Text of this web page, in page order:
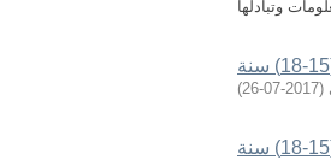
(
2017-07-26
)